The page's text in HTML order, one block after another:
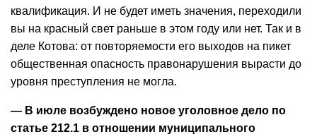
квалификация. И не будет иметь значения, переходили
вы на красный свет раньше в этом году или нет. Так и в
деле Котова: от повторяемости его выходов на пикет
общественная опасность правонарушения вырасти до
уровня преступления не могла.
— В июле возбуждено новое уголовное дело по
статье 212.1 в отношении муниципального